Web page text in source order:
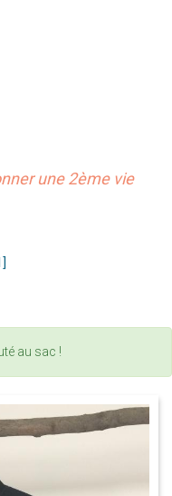
une 2ème vie
au sac !